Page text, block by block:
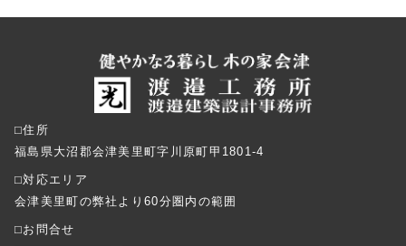
⬜︎住所
福島県大沼郡会津美里町字川原町甲1801-4
⬜︎対応エリア
会津美里町の弊社より60分圏内の範囲
⬜︎お問合せ